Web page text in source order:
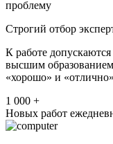
проблему
Строгий отбор
К работе
высшим
«хорошо» и «отлично»
1 000 +
Новых работ